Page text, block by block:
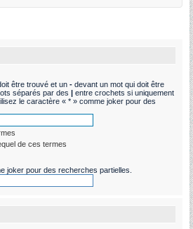
être trouvé et un - devant un mot qui doit être
séparés par des | entre crochets si uniquement
le caractère « * » comme joker pour des
de ces termes
joker pour des recherches partielles.